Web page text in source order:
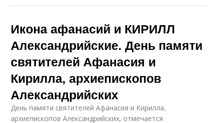
Икона афанасий и КИРИЛЛ
Александрийские. День памяти
святителей Афанасия и
Кирилла, архиепископов
Александрийских
День памяти святителей Афанасия и Кирилла,
архиепископов Александрийских, отмечается